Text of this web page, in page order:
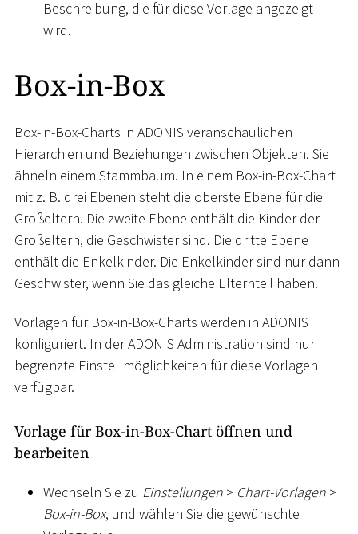
Beschreibung, die für diese Vorlage angezeigt
wird.
Box-in-Box
Box-in-Box-Charts in ADONIS veranschaulichen
Hierarchien und Beziehungen zwischen Objekten. Sie
ähneln einem Stammbaum. In einem Box-in-Box-Chart
mit z. B. drei Ebenen steht die oberste Ebene für die
Großeltern. Die zweite Ebene enthält die Kinder der
Großeltern, die Geschwister sind. Die dritte Ebene
enthält die Enkelkinder. Die Enkelkinder sind nur dann
Geschwister, wenn Sie das gleiche Elternteil haben.
Vorlagen für Box-in-Box-Charts werden in ADONIS
konfiguriert. In der ADONIS Administration sind nur
begrenzte Einstellmöglichkeiten für diese Vorlagen
verfügbar.
Vorlage für Box-in-Box-Chart öffnen und
bearbeiten
Wechseln Sie zu Einstellungen > Chart-Vorlagen >
Box-in-Box, und wählen Sie die gewünschte